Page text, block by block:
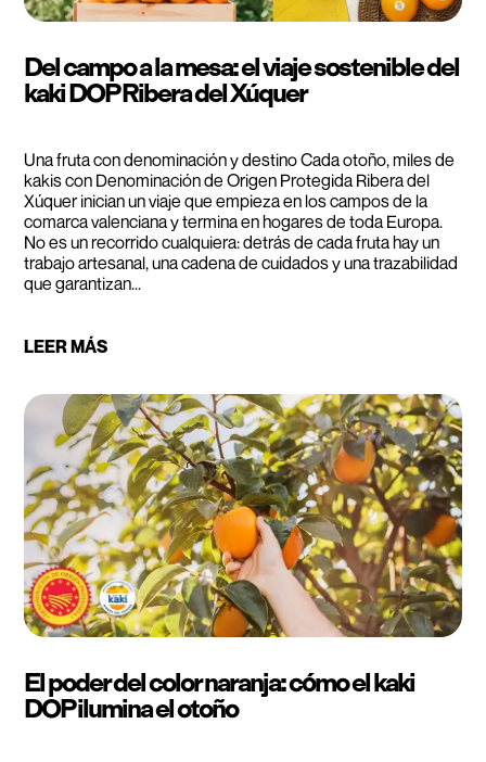
Del campo a la mesa: el viaje sostenible del
kaki DOP Ribera del Xúquer
Una fruta con denominación y destino Cada otoño, miles de
kakis con Denominación de Origen Protegida Ribera del
Xúquer inician un viaje que empieza en los campos de la
comarca valenciana y termina en hogares de toda Europa.
No es un recorrido cualquiera: detrás de cada fruta hay un
trabajo artesanal, una cadena de cuidados y una trazabilidad
que garantizan...
LEER MÁS
El poder del color naranja: cómo el kaki
DOP ilumina el otoño